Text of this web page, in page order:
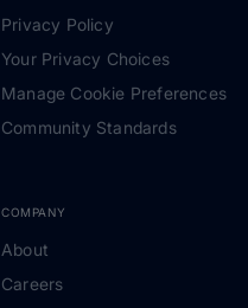
Privacy Policy
Your Privacy Choices
Manage Cookie Preferences
Community Standards
COMPANY
About
Careers